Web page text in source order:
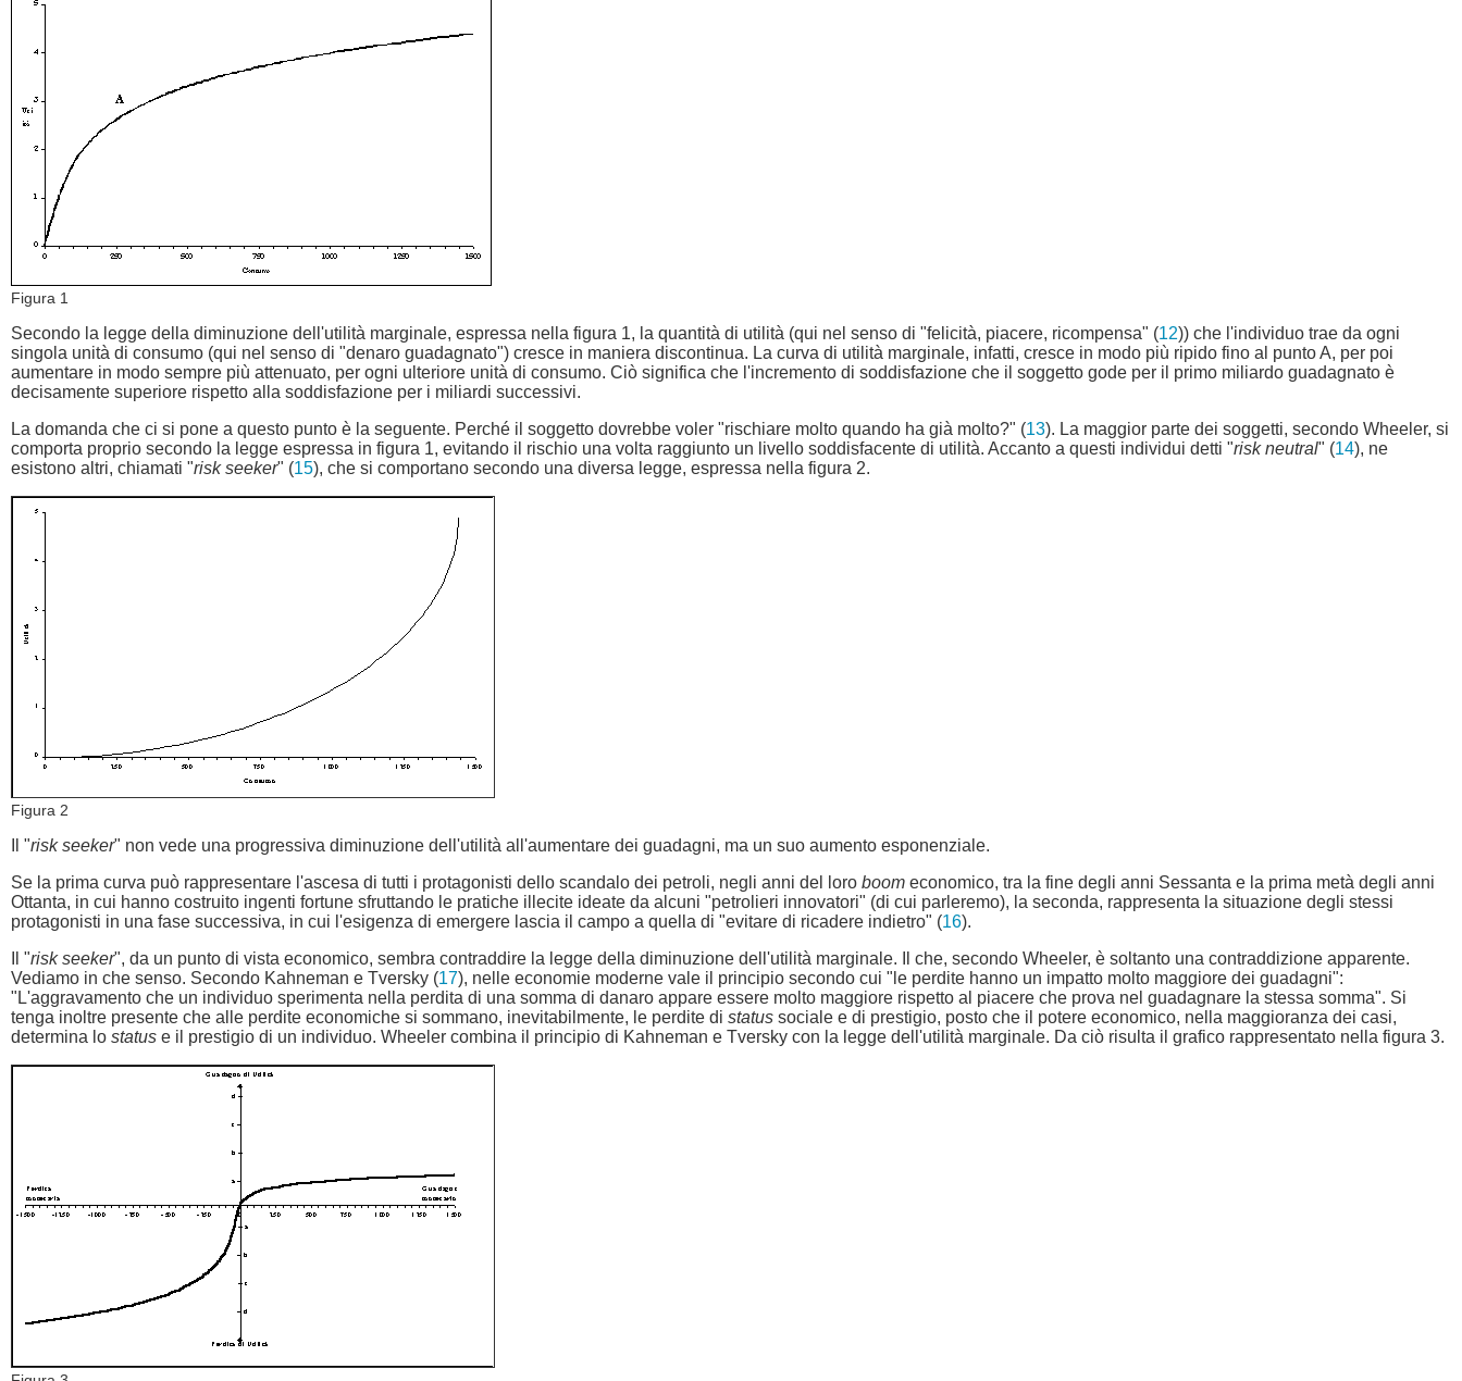
Figura 1
Secondo la legge della diminuzione dell'utilità marginale, espressa nella figura 1, la quantità di utilità (qui nel senso di "felicità, piacere, ricompensa" (12)) che l'individuo trae da ogni
singola unità di consumo (qui nel senso di "denaro guadagnato") cresce in maniera discontinua. La curva di utilità marginale, infatti, cresce in modo più ripido fino al punto A, per poi
aumentare in modo sempre più attenuato, per ogni ulteriore unità di consumo. Ciò significa che l'incremento di soddisfazione che il soggetto gode per il primo miliardo guadagnato è
decisamente superiore rispetto alla soddisfazione per i miliardi successivi.
La domanda che ci si pone a questo punto è la seguente. Perché il soggetto dovrebbe voler "rischiare molto quando ha già molto?" (13). La maggior parte dei soggetti, secondo Wheeler, si
comporta proprio secondo la legge espressa in figura 1, evitando il rischio una volta raggiunto un livello soddisfacente di utilità. Accanto a questi individui detti "risk neutral" (14), ne
esistono altri, chiamati "risk seeker" (15), che si comportano secondo una diversa legge, espressa nella figura 2.
Figura 2
Il "risk seeker" non vede una progressiva diminuzione dell'utilità all'aumentare dei guadagni, ma un suo aumento esponenziale.
Se la prima curva può rappresentare l'ascesa di tutti i protagonisti dello scandalo dei petroli, negli anni del loro boom economico, tra la fine degli anni Sessanta e la prima metà degli anni
Ottanta, in cui hanno costruito ingenti fortune sfruttando le pratiche illecite ideate da alcuni "petrolieri innovatori" (di cui parleremo), la seconda, rappresenta la situazione degli stessi
protagonisti in una fase successiva, in cui l'esigenza di emergere lascia il campo a quella di "evitare di ricadere indietro" (16).
Il "risk seeker", da un punto di vista economico, sembra contraddire la legge della diminuzione dell'utilità marginale. Il che, secondo Wheeler, è soltanto una contraddizione apparente.
Vediamo in che senso. Secondo Kahneman e Tversky (17), nelle economie moderne vale il principio secondo cui "le perdite hanno un impatto molto maggiore dei guadagni":
"L'aggravamento che un individuo sperimenta nella perdita di una somma di danaro appare essere molto maggiore rispetto al piacere che prova nel guadagnare la stessa somma". Si
tenga inoltre presente che alle perdite economiche si sommano, inevitabilmente, le perdite di status sociale e di prestigio, posto che il potere economico, nella maggioranza dei casi,
determina lo status e il prestigio di un individuo. Wheeler combina il principio di Kahneman e Tversky con la legge dell'utilità marginale. Da ciò risulta il grafico rappresentato nella figura 3.